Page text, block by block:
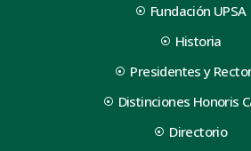
Fundación UPSA
Historia
Presidentes y
Distinciones Honoris
Directorio